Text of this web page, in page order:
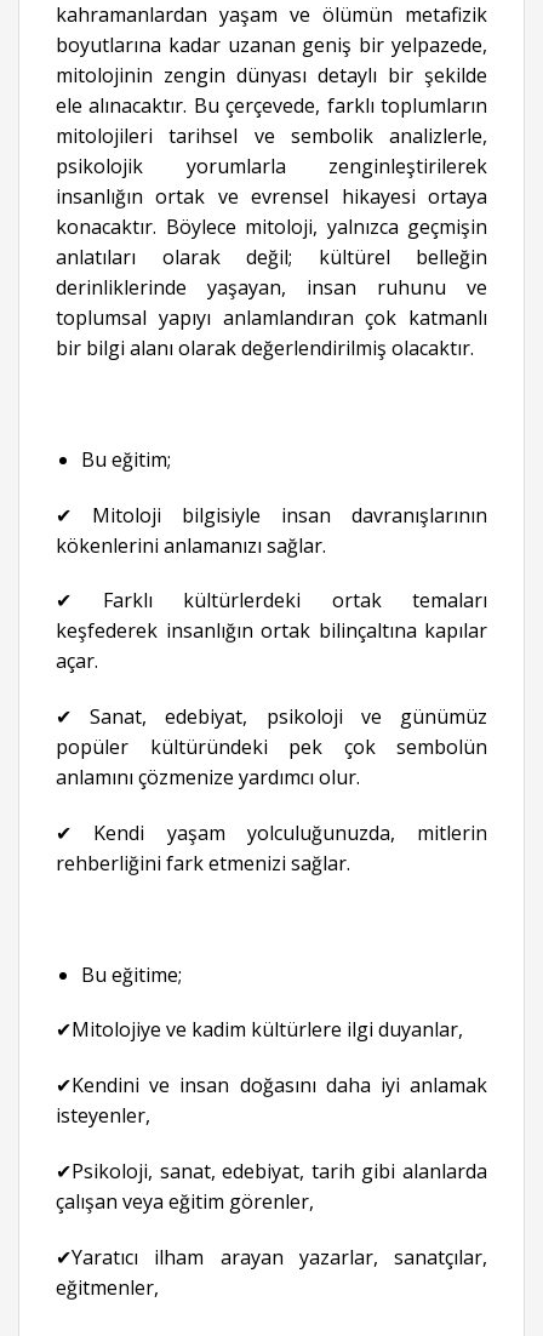
kahramanlardan yaşam ve ölümün metafizik
boyutlarına kadar uzanan geniş bir yelpazede,
mitolojinin zengin dünyası detaylı bir şekilde
ele alınacaktır. Bu çerçevede, farklı toplumların
mitolojileri tarihsel ve sembolik analizlerle,
psikolojik yorumlarla zenginleştirilerek
insanlığın ortak ve evrensel hikayesi ortaya
konacaktır. Böylece mitoloji, yalnızca geçmişin
anlatıları olarak değil; kültürel belleğin
derinliklerinde yaşayan, insan ruhunu ve
toplumsal yapıyı anlamlandıran çok katmanlı
bir bilgi alanı olarak değerlendirilmiş olacaktır.
Bu eğitim;
✔ Mitoloji bilgisiyle insan davranışlarının
kökenlerini anlamanızı sağlar.
✔ Farklı kültürlerdeki ortak temaları
keşfederek insanlığın ortak bilinçaltına kapılar
açar.
✔ Sanat, edebiyat, psikoloji ve günümüz
popüler kültüründeki pek çok sembolün
anlamını çözmenize yardımcı olur.
✔ Kendi yaşam yolculuğunuzda, mitlerin
rehberliğini fark etmenizi sağlar.
Bu eğitime;
✔Mitolojiye ve kadim kültürlere ilgi duyanlar,
✔Kendini ve insan doğasını daha iyi anlamak
isteyenler,
✔Psikoloji, sanat, edebiyat, tarih gibi alanlarda
çalışan veya eğitim görenler,
✔Yaratıcı ilham arayan yazarlar, sanatçılar,
eğitmenler,